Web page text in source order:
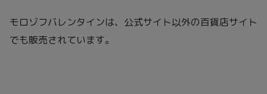
モロゾフバレンタインは、公式サイト以外の百貨店サイト
でも販売されています。